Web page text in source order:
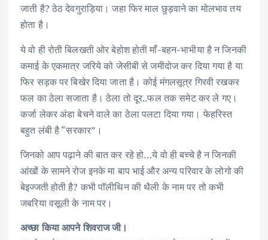
जाती है? ठेठ देवगुराड़िया। जहा फिर माल छुड़वाने का मोलभाव तय
होता है।
ये वो ही रोती बिलखती ओर बेहोश होती माँ-बहन-भाभीया है न जिनकी
कमाई के एकमात्र जरिये को जेसीबी से जमीदोज कर दिया गया है या
फिर सड़क पर बिखेर दिया जाता है। कोई मंगलसूत्र गिरवी रखकर
फल का ठेला सजाता है। ठेला तो दूर..फल तक समेट कर ले गए।
कर्जा लेकर अंडा बेचने वाले का ठेला पलटा दिया गया। फेहरिस्त
बहुत लंबी है “सरकार”।
जिनको आप पढ़ाने की बात कर रहे हो…ये वो ही बच्चे है न जिनकी
आंखों के सामने रोज इनके मा बाप भाई और अन्य परिवार के लोगो की
बेइज्जती होती है? कभी पॉलीथिन की थैली के नाम पर तो कभी
जबरिया वसूली के नाम पर।
अच्छा किया आपने शिवराज जी।